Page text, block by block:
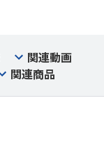
関連動画
関連商品